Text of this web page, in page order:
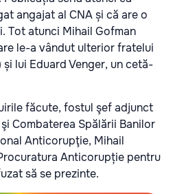
angajat al CNA și că are o
Tot atunci Mihail Gofman
le-a vândut ulterior fratelui
și lui Edu­ard Ven­ger, un cetă­
făcute, fostul şef adjunct
Combaterea Spălării Banilor
Anticorupţie, Mihail
Anticorupție pentru
să se prezinte.